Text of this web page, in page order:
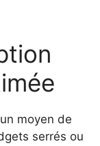
moyen de
serrés ou